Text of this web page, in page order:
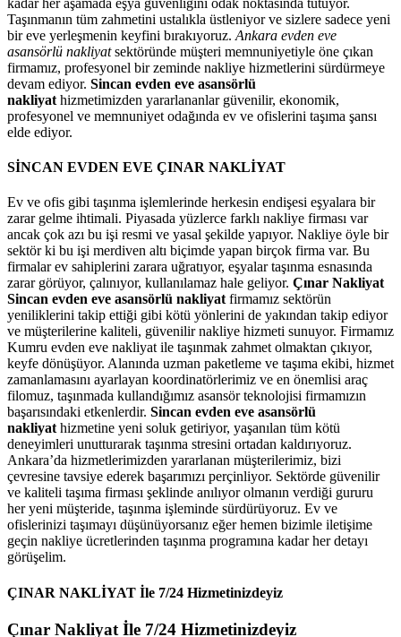
kadar her aşamada eşya güvenliğini odak noktasında tutuyor.
Taşınmanın tüm zahmetini ustalıkla üstleniyor ve sizlere sadece yeni
bir eve yerleşmenin keyfini bırakıyoruz. Ankara evden eve
asansörlü nakliyatsektöründe müşteri memnuniyetiyle öne çıkan
firmamız, profesyonel bir zeminde nakliye hizmetlerini sürdürmeye
devam ediyor. Sincan evden eve asansörlü
nakliyat hizmetimizden yararlananlar güvenilir, ekonomik,
profesyonel ve memnuniyet odağında ev ve ofislerini taşıma şansı
elde ediyor.
SİNCAN EVDEN EVE ÇINAR NAKLİYAT
Ev ve ofis gibi taşınma işlemlerinde herkesin endişesi eşyalara bir
zarar gelme ihtimali. Piyasada yüzlerce farklı nakliye firması var
ancak çok azı bu işi resmi ve yasal şekilde yapıyor. Nakliye öyle bir
sektör ki bu işi merdiven altı biçimde yapan birçok firma var. Bu
firmalar ev sahiplerini zarara uğratıyor, eşyalar taşınma esnasında
zarar görüyor, çalınıyor, kullanılamaz hale geliyor. Çınar Nakliyat
Sincan evden eve asansörlü nakliyatfirmamız sektörün
yeniliklerini takip ettiği gibi kötü yönlerini de yakından takip ediyor
ve müşterilerine kaliteli, güvenilir nakliye hizmeti sunuyor. Firmamız
Kumru evden eve nakliyat ile taşınmak zahmet olmaktan çıkıyor,
keyfe dönüşüyor. Alanında uzman paketleme ve taşıma ekibi, hizmet
zamanlamasını ayarlayan koordinatörlerimiz ve en önemlisi araç
filomuz, taşınmada kullandığımız asansör teknolojisi firmamızın
başarısındaki etkenlerdir. Sincan evden eve asansörlü
nakliyathizmetine yeni soluk getiriyor, yaşanılan tüm kötü
deneyimleri unutturarak taşınma stresini ortadan kaldırıyoruz.
Ankara’da hizmetlerimizden yararlanan müşterilerimiz, bizi
çevresine tavsiye ederek başarımızı perçinliyor. Sektörde güvenilir
ve kaliteli taşıma firması şeklinde anılıyor olmanın verdiği gururu
her yeni müşteride, taşınma işleminde sürdürüyoruz. Ev ve
ofislerinizi taşımayı düşünüyorsanız eğer hemen bizimle iletişime
geçin nakliye ücretlerinden taşınma programına kadar her detayı
görüşelim.
ÇINAR NAKLİYAT İle 7/24 Hizmetinizdeyiz
Çınar Nakliyat İle 7/24 Hizmetinizdeyiz